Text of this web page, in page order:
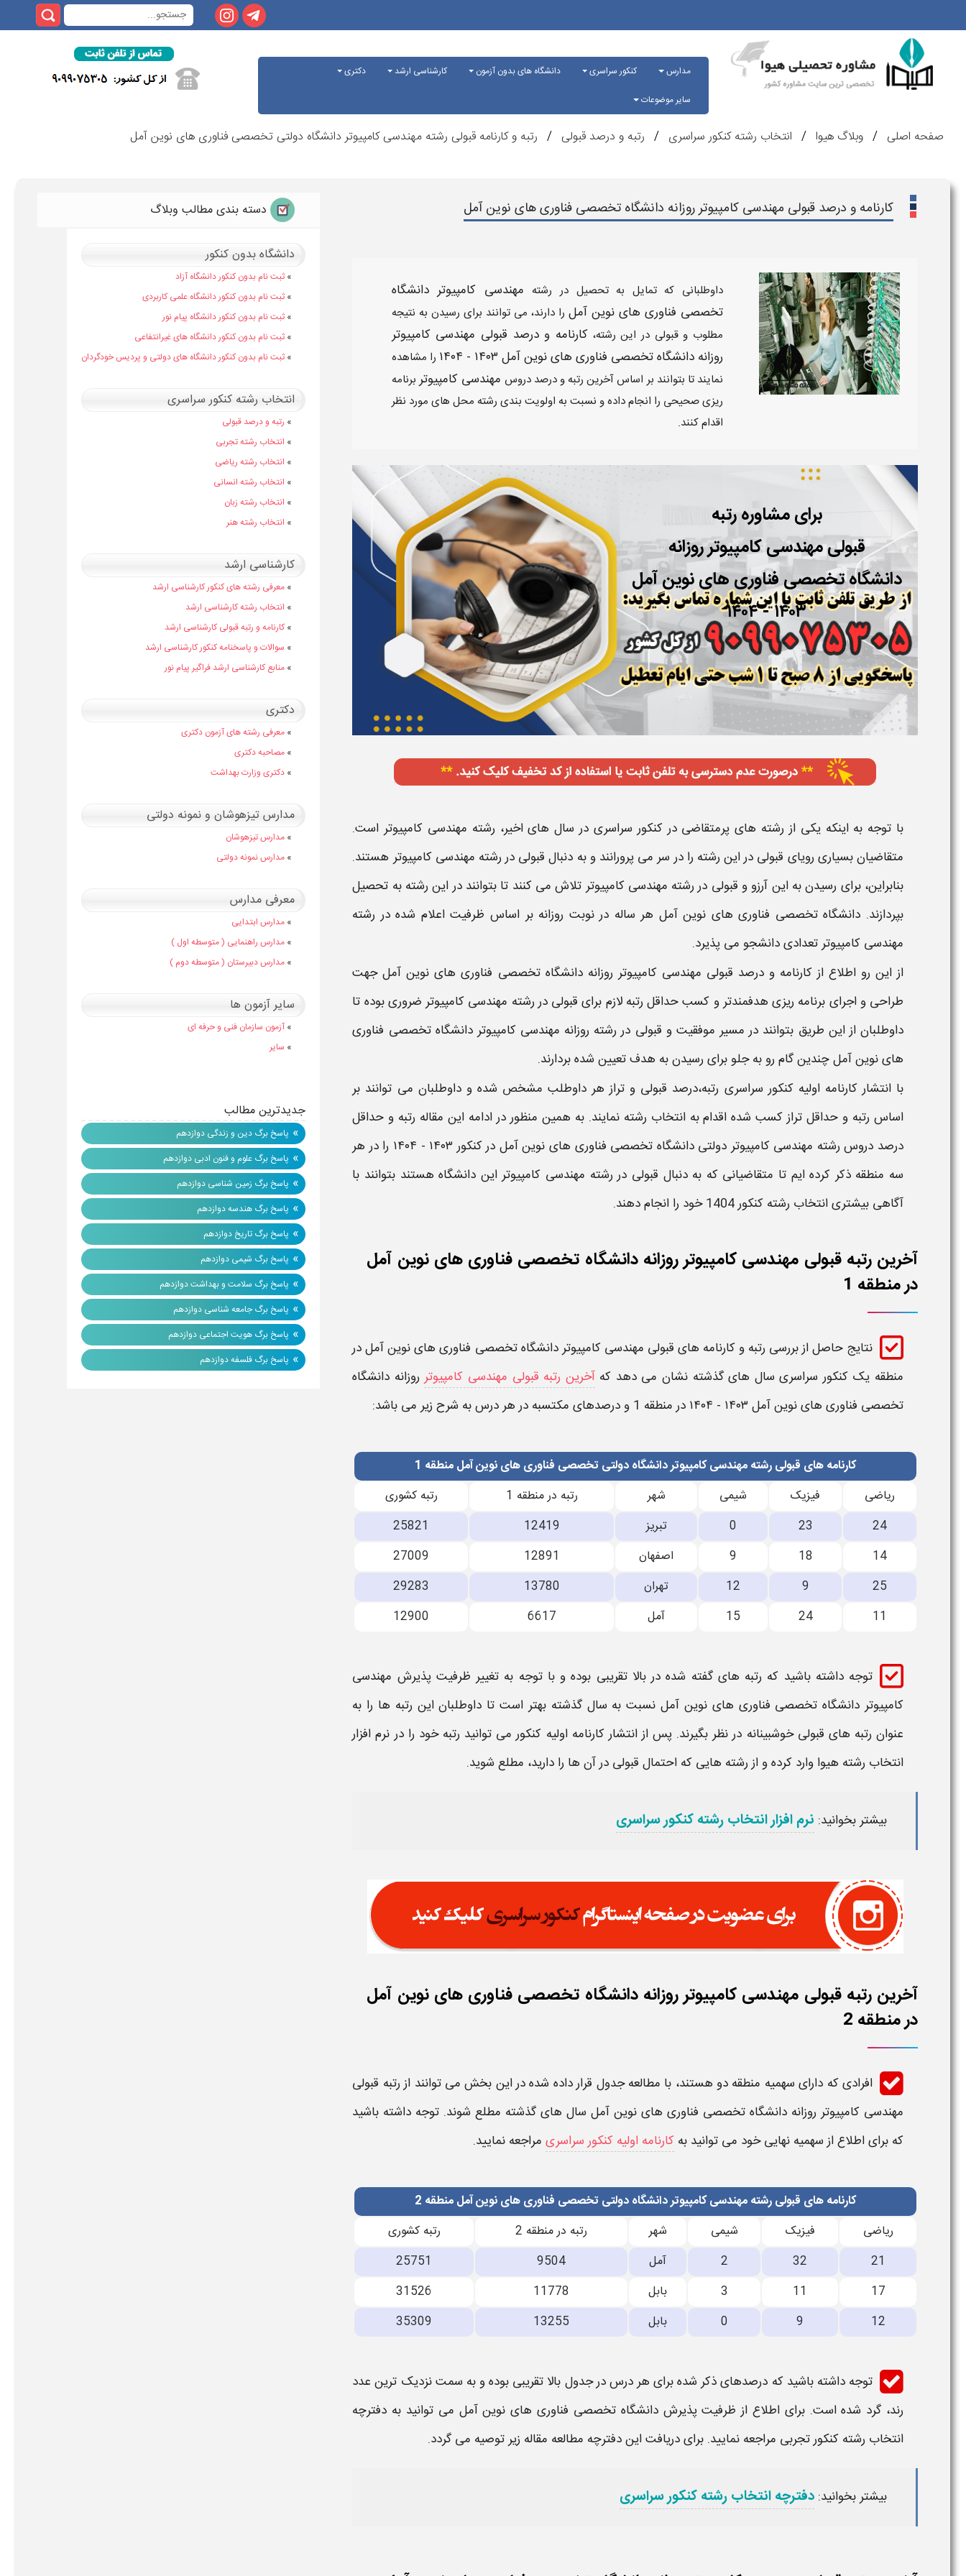
مدارس کنکور سراسری دانشگاه های بدون آزمون کارشناسی ارشد
دکتری
سایر موضوعات
صفحه اصلی وبلاگ هیوا انتخاب رشته کنکور سراسری رتبه و درصد قبولی رتبه و کارنامه قبولی رشته مهندسی کامپیوتر دانشگاه دولتی تخصصی فناوری های نوین آمل
کارنامه و درصد قبولی مهندسی کامپیوتر روزانه دانشگاه تخصصی فناوری های نوین آمل
داوطلبانی که تمایل به تحصیل در رشته مهندسی کامپیوتر​ دانشگاه
تخصصی فناوری های نوین آمل​ را دارند، می توانند برای رسیدن به نتیجه
مطلوب و قبولی در این رشته، کارنامه و درصد قبولی مهندسی کامپیوتر​
روزانه دانشگاه تخصصی فناوری های نوین آمل​ ۱۴۰۳ - ۱۴۰۴
را مشاهده
نمایند تا بتوانند بر اساس آخرین رتبه و درصد دروس مهندسی کامپیوتر​ برنامه
ریزی صحیحی را انجام داده و نسبت به اولویت بندی رشته محل های مورد نظر
اقدام کنند.
برای مشاوره رتبه
قبولی مهندسیکامپیوترروزانه
دانشگاهتخصصی فناوری های نوین آمل
۱۴۰۳ - ۱۴۰۴
با توجه به اینکه یکی از رشته های پرمتقاضی در کنکور سراسری در سال های اخیر، رشته مهندسی کامپیوتر​است.
متقاضیان بسیاری رویای قبولی در این رشته را در سر می پرورانند و به دنبال قبولی در رشته مهندسی کامپیوتر​ هستند.
بنابراین، برای رسیدن به این آرزو و قبولی در رشته مهندسی کامپیوتر​ تلاش می کنند تا بتوانند در این رشته به تحصیل
بپردازند. دانشگاه تخصصی فناوری های نوین آمل​ هر ساله در نوبت روزانهبر اساس ظرفیت اعلام شده در رشته
مهندسی کامپیوتر​تعدادی دانشجو می پذیرد.
از این رو اطلاع از کارنامه و درصد قبولی مهندسی کامپیوتر​ روزانه دانشگاه تخصصی فناوری های نوین آمل​جهت
طراحی و اجرای برنامه ریزی هدفمندتر و کسب حداقل رتبه لازم برای قبولی دررشته مهندسی کامپیوتر​ ضروری بوده تا
داوطلبان از این طریق بتوانند در مسیر موفقیت و قبولی در رشته روزانه مهندسی کامپیوتر​ دانشگاه تخصصی فناوری
های نوین آمل​چندین گام رو به جلو برای رسیدن به هدف تعیین شده بردارند.
با انتشار کارنامه اولیه کنکور سراسری رتبه،درصد قبولی و تراز هر داوطلب مشخص شده و داوطلبان می توانند بر
اساس رتبه و حداقل تراز کسب شده اقدام به انتخاب رشته نمایند. به همین منظور در ادامه این مقاله رتبه و حداقل
درصد دروس رشته مهندسی کامپیوتر​​ دولتی دانشگاه تخصصی فناوری های نوین آمل​ در کنکور۱۴۰۳ - ۱۴۰۴
را در هر
سه منطقه ذکر کرده ایم تا متقاضیانی که به دنبال قبولی در رشته مهندسی کامپیوتر​این دانشگاه هستند بتوانند با
آگاهی بیشتری انتخاب رشته کنکور1404 خود را انجام دهند.
آخرین رتبه قبولی مهندسی کامپیوتر روزانه دانشگاه تخصصی فناوری های نوین آمل
در منطقه 1
نتایج حاصل از بررسی رتبه و کارنامه های قبولی مهندسی کامپیوتر​​ دانشگاه تخصصی فناوری های نوین آمل​در
منطقه یک کنکور سراسری سال های گذشته نشان می دهد کهآخرین رتبه قبولی مهندسی کامپیوترروزانه دانشگاه
تخصصی فناوری های نوین آمل​ ۱۴۰۳ - ۱۴۰۴
در منطقه 1 و درصدهای مکتسبه در هر درس به شرح زیر می باشد:
کارنامه های قبولی رشته مهندسی کامپیوتر دانشگاه دولتی تخصصی فناوری های نوین آمل منطقه 1
ریاضی
فیزیک شیمی شهر رتبه در منطقه 1
رتبه کشوری
24
23
0 تبریز 12419
25821
14
18
9 اصفهان 12891
27009
25
9
12 تهران 13780
29283
11
24
15 آمل 6617
12900
توجه داشته باشید که رتبه های گفته شده در بالا تقریبی بوده و با توجه به تغییر ظرفیت پذیرش مهندسی
کامپیوتر​​ دانشگاه تخصصی فناوری های نوین آمل​ نسبت به سال گذشته بهتر است تا داوطلبان این رتبه ها را به
عنوان رتبه های قبولیخوشبینانه در نظر بگیرند. پس از انتشار کارنامه اولیه کنکور می توانید رتبهخود را در نرم افزار
انتخاب رشته هیوا وارد کرده و از رشته هایی که احتمال قبولی در آن ها را دارید، مطلع شوید.
بیشتر بخوانید: نرم افزار انتخاب رشته کنکور سراسری
آخرین رتبه قبولی مهندسی کامپیوتر روزانه دانشگاه تخصصی فناوری های نوین آمل
در منطقه 2
افرادی که دارای سهمیه منطقه دو هستند، با مطالعه جدول قرار داده شده در این بخش می توانند ازرتبه قبولی
مهندسی کامپیوتر​​ روزانه دانشگاه تخصصی فناوری های نوین آمل​ سال های گذشته مطلع شوند. توجه داشته باشید
که برای اطلاع از سهمیه نهایی خود می توانید به کارنامه اولیه کنکور سراسری مراجعه نمایید.
کارنامه های قبولی رشته مهندسی کامپیوتر دانشگاه دولتی تخصصی فناوری های نوین آمل منطقه 2
ریاضی
فیزیک شیمی شهر رتبه در منطقه 2
رتبه کشوری
21
32
2 آمل 9504
25751
17
11
3 بابل 11778
31526
12
9
0 بابل 13255
35309
توجه داشته باشید که درصدهای ذکر شده برای هر درس در جدول بالا تقریبی بوده و به سمت نزدیک ترین عدد
رند، گرد شده است. برای اطلاع از ظرفیت پذیرشدانشگاه تخصصی فناوری های نوین آمل​ می توانید به دفترچه
انتخاب رشته کنکور تجربی مراجعه نمایید. برای دریافت این دفترچه مطالعه مقاله زیر توصیه می گردد.
بیشتر بخوانید: دفترچه انتخاب رشته کنکور سراسری
دسته بندی مطالب وبلاگ
دانشگاه بدون کنکور
» ثبت نام بدون کنکور دانشگاه آزاد
» ثبت نام بدون کنکور دانشگاه علمی کاربردی
» ثبت نام بدون کنکور دانشگاه پیام نور
» ثبت نام بدون کنکور دانشگاه های غیرانتفاعی
» ثبت نام بدون کنکور دانشگاه های دولتی و پردیس خودگردان
انتخاب رشته کنکور سراسری
» رتبه و درصد قبولی
» انتخاب رشته تجربی
» انتخاب رشته ریاضی
» انتخاب رشته انسانی
» انتخاب رشته زبان
» انتخاب رشته هنر
کارشناسی ارشد
» معرفی رشته های کنکور کارشناسی ارشد
» انتخاب رشته کارشناسی ارشد
» کارنامه و رتبه قبولی کارشناسی ارشد
» سوالات و پاسخنامه کنکور کارشناسی ارشد
» منابع کارشناسی ارشد فراگیر پیام نور
دکتری
» معرفی رشته های آزمون دکتری
» مصاحبه دکتری
» دکتری وزارت بهداشت
مدارس تیزهوشان و نمونه دولتی
» مدارس تیزهوشان
» مدارس نمونه دولتی
معرفی مدارس
» مدارس ابتدایی
» مدارس راهنمایی ( متوسطه اول )
» مدارس دبیرستان ( متوسطه دوم )
سایر آزمون ها
» آزمون سازمان فنی و حرفه ای
» سایر
جدیدترین مطالب
» پاسخ برگ دین و زندگی دوازدهم
» پاسخ برگ علوم و فنون ادبی دوازدهم
» پاسخ برگ زمین شناسی دوازدهم
» پاسخ برگ هندسه دوازدهم
» پاسخ برگ تاریخ دوازدهم
» پاسخ برگ شیمی دوازدهم
» پاسخ برگ سلامت و بهداشت دوازدهم
» پاسخ برگ جامعه شناسی دوازدهم
» پاسخ برگ هویت اجتماعی دوازدهم
» پاسخ برگ فلسفه دوازدهم